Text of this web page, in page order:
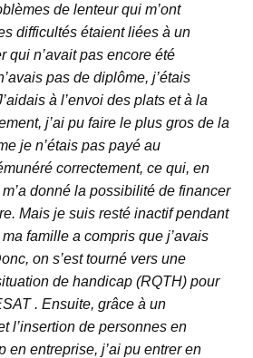
de lenteur qui m’ont
difficultés étaient liées à un
qui n’avait pas encore été
pas de diplôme, j’étais
à l’envoi des plats et à la
j’ai pu faire le plus gros de la
je n’étais pas payé au
correctement, ce qui, en
donné la possibilité de financer
Mais je suis resté inactif pendant
famille a compris que j’avais
on s’est tourné vers une
de handicap (RQTH) pour
. Ensuite, grâce à un
l’insertion de personnes en
en entreprise, j’ai pu entrer en